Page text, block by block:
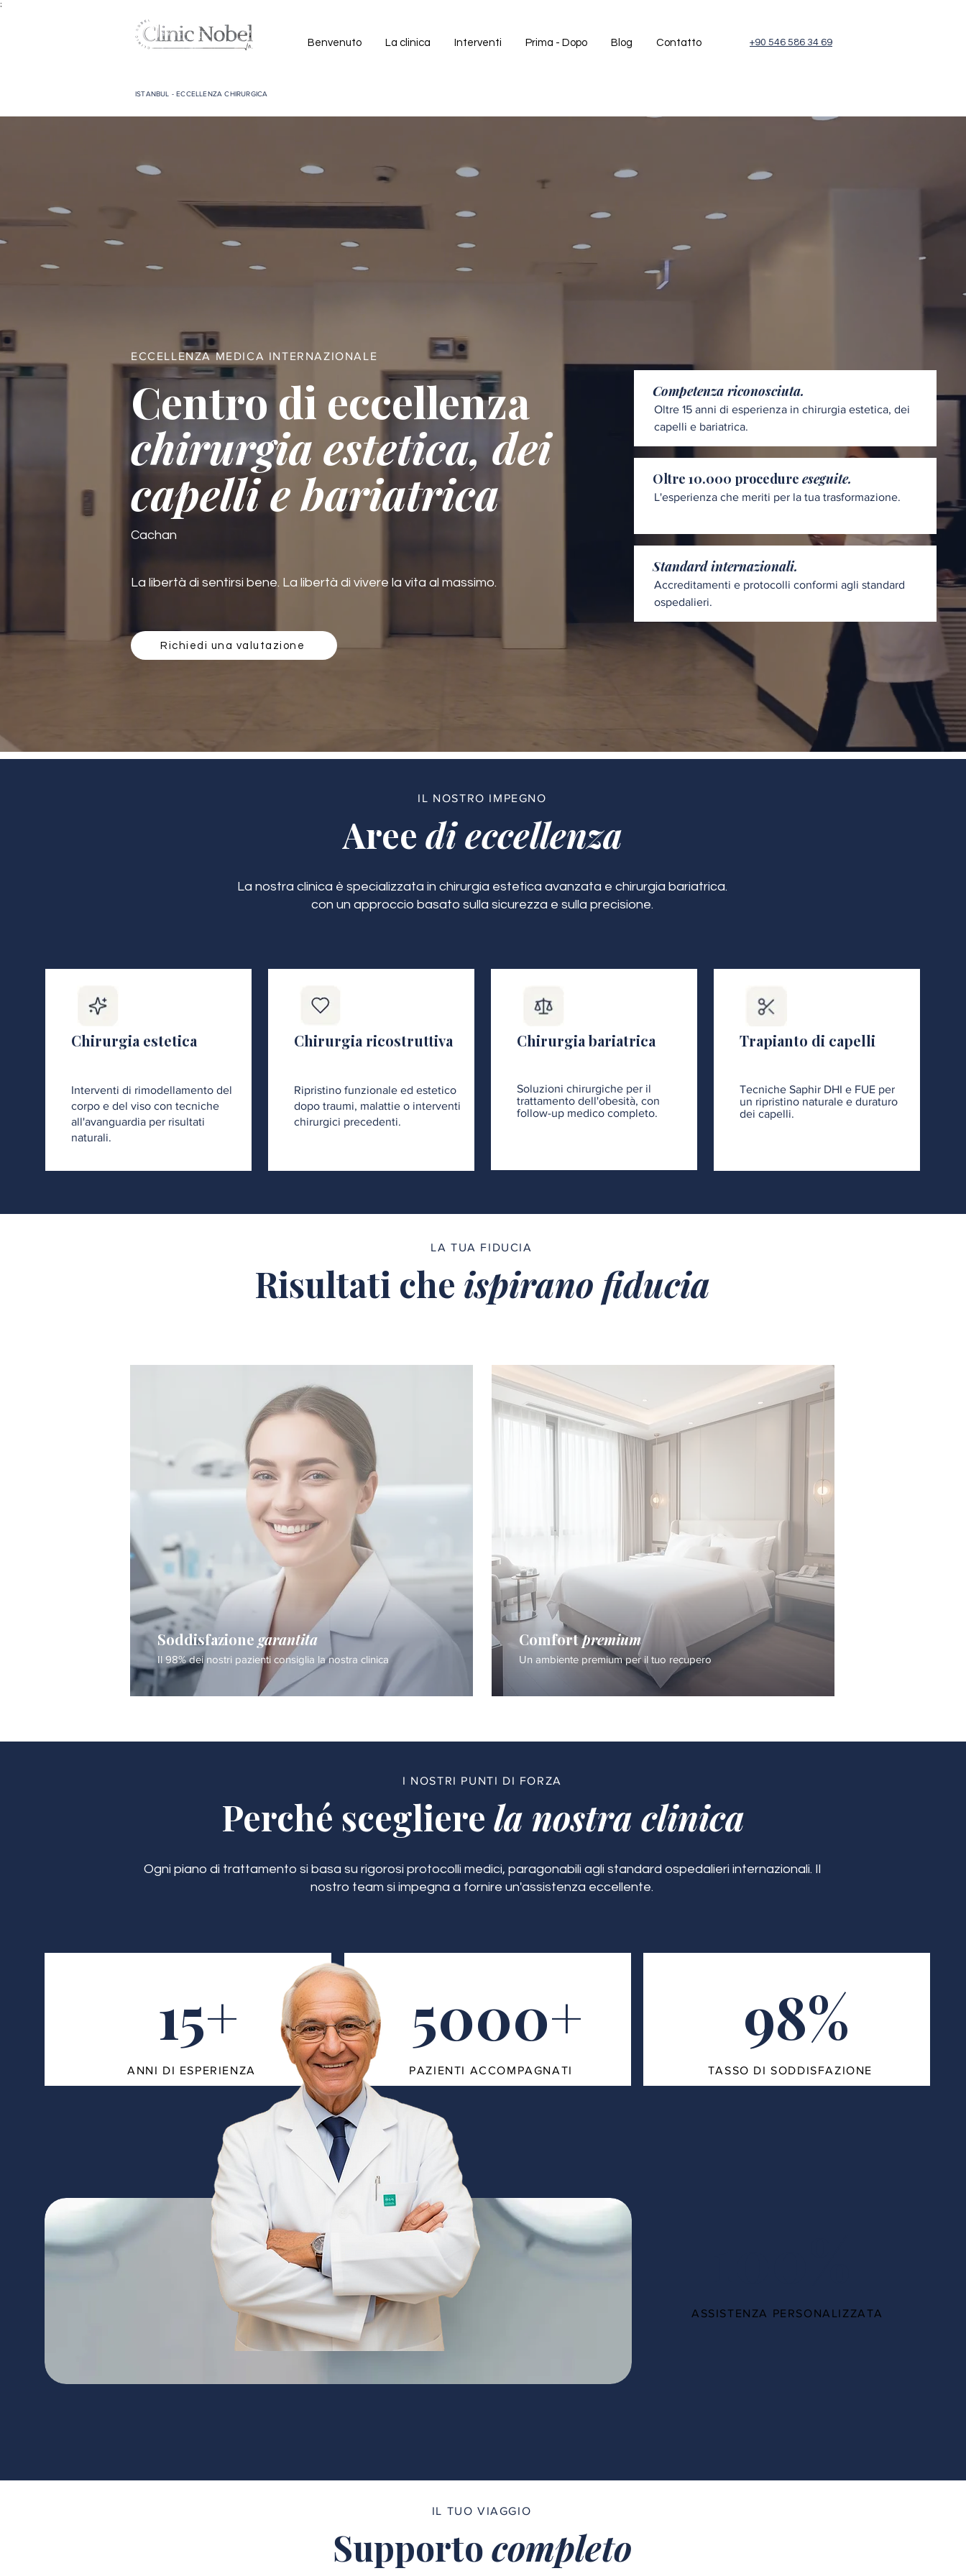
;
Benvenuto La clinica Interventi Prima - Dopo Blog Contatto
ISTANBUL - ECCELLENZA CHIRURGICA
+90 546 586 34 69
ECCELLENZA MEDICA INTERNAZIONALE
Centro di eccellenza
chirurgia estetica, dei
capelli e bariatrica
Cachan
La libertà di sentirsi bene. La libertà di vivere la vita al massimo.
Competenza riconosciuta.
Oltre 15 anni di esperienza in chirurgia estetica, dei
capelli e bariatrica.
Oltre 10.000 procedure eseguite.
L'esperienza che meriti per la tua trasformazione.
Standard internazionali.
Accreditamenti e protocolli conformi agli standard
ospedalieri.
Richiedi una valutazione
IL NOSTRO IMPEGNO
Aree di eccellenza
La nostra clinica è specializzata in chirurgia estetica avanzata e chirurgia bariatrica.
con un approccio basato sulla sicurezza e sulla precisione.
Chirurgia estetica
Interventi di rimodellamento del
corpo e del viso con tecniche
all'avanguardia per risultati
naturali.
Chirurgia ricostruttiva
Ripristino funzionale ed estetico
dopo traumi, malattie o interventi
chirurgici precedenti.
Chirurgia bariatrica
Soluzioni chirurgiche per il
trattamento dell'obesità, con
follow-up medico completo.
Trapianto di capelli
Tecniche Saphir DHI e FUE per
un ripristino naturale e duraturo
dei capelli.
LA TUA FIDUCIA
Risultati che ispirano fiducia
Soddisfazione garantita
Il 98% dei nostri pazienti consiglia la nostra clinica
Comfortpremium
Un ambiente premium per il tuo recupero
I NOSTRI PUNTI DI FORZA
Perché scegliere la nostra clinica
Ogni piano di trattamento si basa su rigorosi protocolli medici, paragonabili agli standard ospedalieri internazionali. Il
nostro team si impegna a fornire un'assistenza eccellente.
15+
ANNI DI ESPERIENZA
5000+
PAZIENTI ACCOMPAGNATI
98%
TASSO DI SODDISFAZIONE
ASSISTENZA PERSONALIZZATA
IL TUO VIAGGIO
Supportocompleto